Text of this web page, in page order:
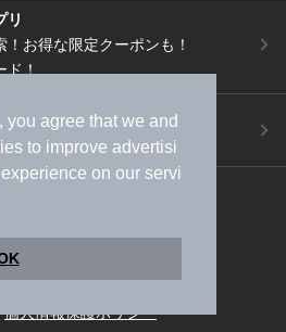
you agree that we and
to improve advertisi
on our servi
リ
お得な限定クーポンも！
！
依頼もこちらから
フスタイルMEMBERS+規約
づく表記
ヘルプ
採用情報
個人情報保護ポリシー